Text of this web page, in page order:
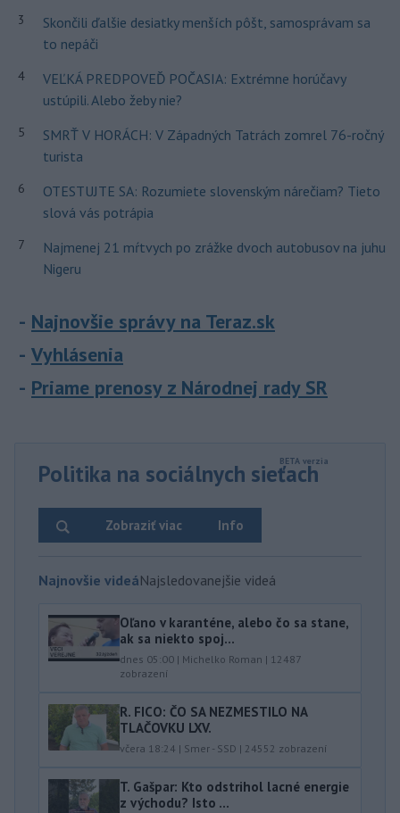
3
Skončili ďalšie desiatky menších pôšt, samosprávam sa
to nepáči
4
VEĽKÁ PREDPOVEĎ POČASIA: Extrémne horúčavy
ustúpili. Alebo žeby nie?
5
SMRŤ V HORÁCH: V Západných Tatrách zomrel 76-ročný
turista
6
OTESTUJTE SA: Rozumiete slovenským nárečiam? Tieto
slová vás potrápia
7
Najmenej 21 mŕtvych po zrážke dvoch autobusov na juhu
Nigeru
Najnovšie správy na Teraz.sk
Vyhlásenia
Priame prenosy z Národnej rady SR
Politika na sociálnych sieťach
Info
Zobraziť viac
Najnovšie videáNajsledovanejšie videá
Oľano v karanténe, alebo čo sa stane,
ak sa niekto spoj...
dnes 05:00 | Michelko Roman | 12487
zobrazení
R. FICO: ČO SA NEZMESTILO NA
TLAČOVKU LXV.
včera 18:24 | Smer - SSD | 24552 zobrazení
T. Gašpar: Kto odstrihol lacné energie
z východu? Isto ...